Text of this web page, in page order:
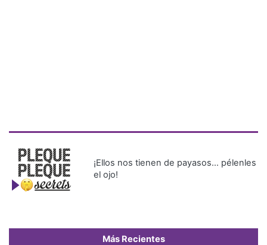
¡Ellos nos tienen de payasos… pélenles
el ojo!
Más Recientes